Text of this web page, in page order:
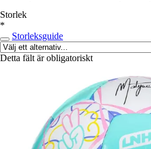
Storlek
*
Storleksguide
Detta fält är obligatoriskt